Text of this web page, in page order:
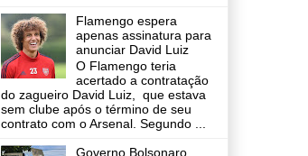
Flamengo espera
apenas assinatura para
anunciar David Luiz
O Flamengo teria
acertado a contratação
do zagueiro David Luiz, que estava
sem clube após o término de seu
contrato com o Arsenal. Segundo ...
Governo Bolsonaro